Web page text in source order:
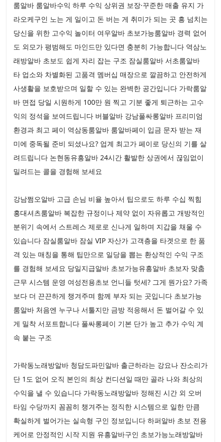
룸알바 룸알바수익 하루 수익 상위권 보장·꾸준한 매출 유지 가
라오케구인 노는 게 일이고 돈 버는 게 취미가 되는 곳 흥 넘치는
당신을 위한 고수익 놀이터 여우알바 초보가능룸알바 경력 없어
도 외모가 평범해도 마인드만 있다면 충분히 가능합니다 역삼노
래방알바 초보도 쉽게 자리 잡는 구조 잠실룸알바 서초룸알바
타 업소와 차별화된 고품격 멤버십 매장으로 깔끔하고 안전하게
사생활을 보호받으며 일할 수 있는 완벽한 공간입니다 가락룸알
바 면접 당일 시원하게 100만 원 찍고 기분 좋게 퇴근하는 고수
익의 정석을 보여드립니다 버블알바 강남풀싸롱알바 프리미엄
환경과 최고 페이 역삼동룸알바 룸알바페이 입금 문자 받는 재
미에 중독될 준비 되셨나요? 업계 최고가 페이로 당신의 기를 살
려드립니다 논현동유흥알바 24시간 활발한 상권에서 끊임없이
밀려드는 콜을 경험해 보세요
강남쩜오알바 고급 손님 비율 높아서 팁으로도 하루 수십 찍힘
홍대셔츠룸알바 복잡한 규정이나 제약 없이 자유롭고 개방적인
분위기 속에서 스트레스 제로로 신나게 일하며 지갑을 채울 수
있습니다 잠실룸알바 잠실 VIP 자산가 고객층을 타겟으로 한 품
격 있는 매칭을 통해 팁만으로 일당을 뽑는 환상적인 수익 구조
를 경험해 보세요 당일지급알바 초보가능유흥알바 초보자 맞춤
근무 시스템 운영 여성전용초보 언니들 텃세? 그게 뭔가요? 가족
보다 더 끈끈하게 챙겨주며 함께 부자 되는 곳입니다 초보가능
룸알바 처음엔 누구나 서툴지만 금방 적응해서 돈 벌어갈 수 있
게 밀착 서포트합니다 풀싸롱페이 기본 단가 높고 추가 수익 계
속 붙는 구조
가락동노래방알바 청담도파민알바 출근하라는 강요나 잔소리가
단 1도 없어 오직 본인의 최상 컨디션일 때만 골라 나와 최상의
수익을 낼 수 있습니다 가락동노래방알바 정해진 시간 외 오버
타임 수당까지 꼼꼼히 챙겨주는 정직한 시스템으로 일한 만큼
확실하게 벌어가는 실속형 구인 정보입니다 하퍼알바 초보 전용
케어로 안정적인 시작 지원 유흥알바구인 초보가능노래방알바